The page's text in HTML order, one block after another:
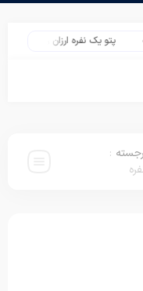
یک نفره ارزان روشا
: